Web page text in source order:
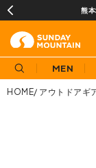
熊
MEN
HOME アウトドアギ